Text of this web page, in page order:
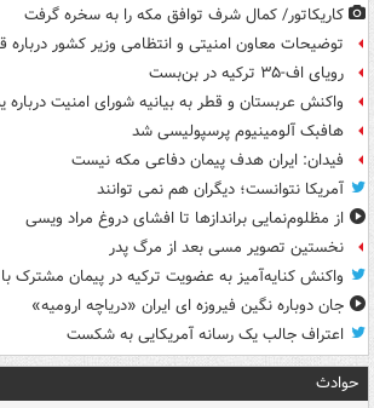
کاریکاتور/ کمال شرف توافق مکه را به سخره گرفت
توضیحات معاون امنیتی و انتظامی وزیر کشور
رویای اف-۳۵ ترکیه در بن‌بست
واکنش عربستان و قطر به بیانیه شورای امنیت درباره
هافبک آلومینیوم پرسپولیسی شد
فیدان: ایران هدف پیمان دفاعی مکه نیست
آمریکا نتوانست؛ دیگران هم نمی توانند
از مظلوم‌نمایی براندازها تا افشای دروغ مراد ویسی
نخستین تصویر مسی بعد از مرگ پدر
واکنش کنایه‌آمیز به عضویت ترکیه در پیمان مشترک
جان دوباره نگین فیروزه ای ایران «دریاچه ارومیه»
اعتراف جالب یک رسانه آمریکایی به شکست
حوادث